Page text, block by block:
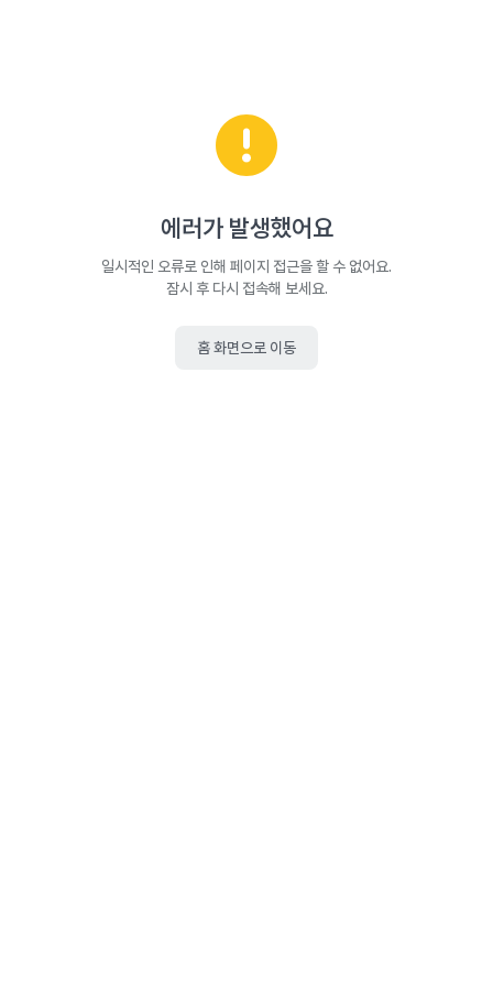
에러가 발생했어요
일시적인 오류로 인해 페이지 접근을 할 수 없어요.
잠시 후 다시 접속해 보세요.
홈 화면으로 이동